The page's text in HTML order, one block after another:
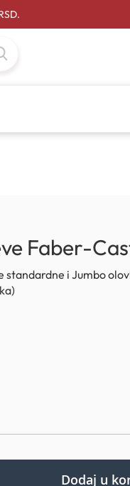
Faber-
standardne i Jumbo
Dodaj u